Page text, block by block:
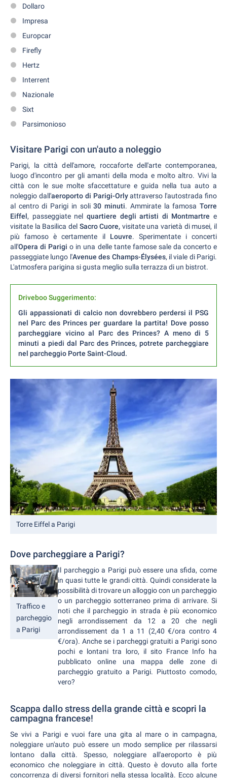
Dollaro
Impresa
Europcar
Firefly
Hertz
Interrent
Nazionale
Sixt
Parsimonioso
Visitare Parigi con un'auto a noleggio
Parigi, la città dell'amore, roccaforte dell'arte contemporanea,
luogo d'incontro per gli amanti della moda e molto altro. Vivi la
città con le sue molte sfaccettature e guida nella tua auto a
noleggio dall'aeroporto di Parigi-Orlyattraverso l'autostrada fino
al centro di Parigi in soli30 minuti. Ammirate la famosaTorre
Eiffel, passeggiate nel quartiere degli artisti di Montmartre e
visitate la Basilica del Sacro Cuore, visitate una varietà di musei, il
più famoso è certamente il Louvre. Sperimentate i concerti
all'Opera di Parigi o in una delle tante famose sale da concerto e
passeggiate lungo l'Avenue des Champs-Élysées, il viale di Parigi.
L'atmosfera parigina si gusta meglio sulla terrazza di un bistrot.
Driveboo Suggerimento:
Gli appassionati di calcio non dovrebbero perdersi il PSG
nel Parc des Princes per guardare la partita! Dove posso
parcheggiare vicino al Parc des Princes? A meno di 5
minuti a piedi dal Parc des Princes, potrete parcheggiare
nel parcheggio Porte Saint-Cloud.
Torre Eiffel a Parigi
Dove parcheggiare a Parigi?
Traffico e
parcheggio
a Parigi
Il parcheggio a Parigi può essere una sfida, come
in quasi tutte le grandi città. Quindi considerate la
possibilità di trovare un alloggio con un parcheggio
o un parcheggio sotterraneo prima di arrivare. Si
noti che il parcheggio in strada è più economico
negli arrondissement da 12 a 20 che negli
arrondissement da 1 a 11 (2,40 €/ora contro 4
€/ora). Anche se i parcheggi gratuiti a Parigi sono
pochi e lontani tra loro, il sito France Info ha
pubblicato online una mappa delle zone di
parcheggio gratuito a Parigi. Piuttosto comodo,
vero?
Scappa dallo stress della grande città e scopri la
campagna francese!
Se vivi a Parigi e vuoi fare una gita al mare o in campagna,
noleggiare un'auto può essere un modo semplice per rilassarsi
lontano dalla città. Spesso, noleggiare all'aeroporto è più
economico che noleggiare in città. Questo è dovuto alla forte
concorrenza di diversi fornitori nella stessa località. Ecco alcune